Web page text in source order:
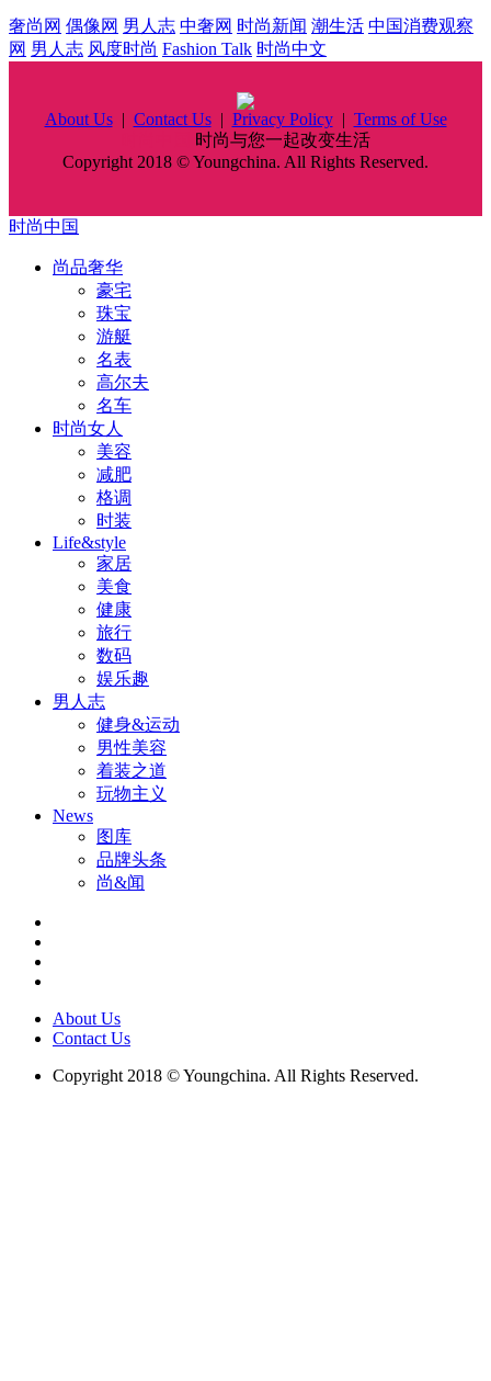
奢尚网 偶像网 男人志 中奢网 时尚新闻 潮生活 中国消费观察
网 男人志 风度时尚 Fashion Talk 时尚中文
About Us| Contact Us| Privacy Policy| Terms of Use
时尚与您一起改变生活
Copyright 2018 © Youngchina. All Rights Reserved.
时尚中国
尚品奢华
豪宅
珠宝
游艇
名表
高尔夫
名车
时尚女人
美容
减肥
格调
时装
Life&style
家居
美食
健康
旅行
数码
娱乐趣
男人志
健身&运动
男性美容
着装之道
玩物主义
News
图库
品牌头条
尚&闻
About Us
Contact Us
Copyright 2018 © Youngchina. All Rights Reserved.